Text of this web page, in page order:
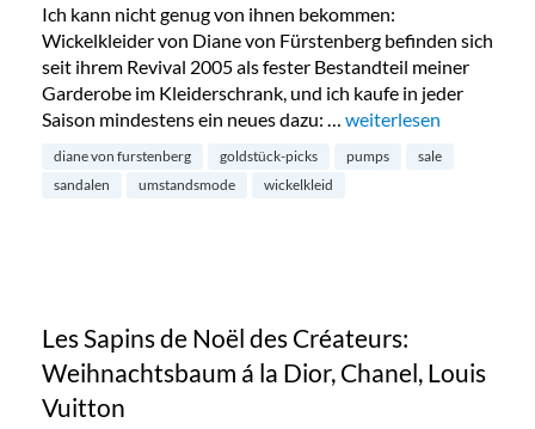
Ich kann nicht genug von ihnen bekommen:
Wickelkleider von Diane von Fürstenberg befinden sich
seit ihrem Revival 2005 als fester Bestandteil meiner
Garderobe im Kleiderschrank, und ich kaufe in jeder
Saison mindestens ein neues dazu: … „Andreas Sales-
weiterlesen
diane von furstenberg goldstück-picks pumps
sale
sandalen
umstandsmode wickelkleid
Les Sapins de Noël des Créateurs:
Weihnachtsbaum á la Dior, Chanel, Louis
Vuitton